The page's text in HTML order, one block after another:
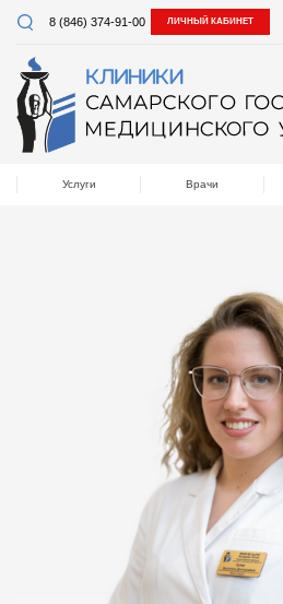
8 (846) 374-91-00 ЛИЧНЫЙ КАБИНЕТ
Услуги Врачи